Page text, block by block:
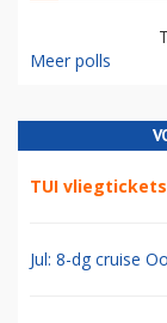
Meer polls
TUI vliegtickets
Jul: 8-dg cruise